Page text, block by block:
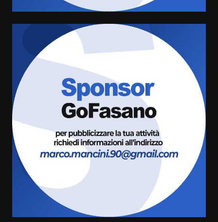
cittadina di Fratelli d’Italia,
pronta a tornare in Consiglio
comunale
6 Agosto 2026 08:00
Cura dei beni comuni e
cittadinanza attiva: online
l’avviso per la gestione
condivisa della Villetta di
Laureto
La magia del Minareto e la prima
assoluta de “L’Albergo
Belvedere. Il rapimento”
6 Agosto 2026 06:15
“I Contestatori: Musica di
Rivoluzione”: nuovo
appuntamento con “Fasano in